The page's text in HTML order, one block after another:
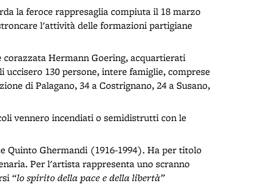
la feroce rappresaglia compiuta il 18 marzo
l'attività delle formazioni partigiane
Hermann Goering, acquartierati
130 persone, intere famiglie, comprese
di Palagano, 34 a Costrignano, 24 a Susano,
vennero incendiati o semidistrutti con le
Quinto Ghermandi (1916-1994). Ha per titolo
Per l'artista rappresenta uno scranno
“lo spirito della pace e della libertà”